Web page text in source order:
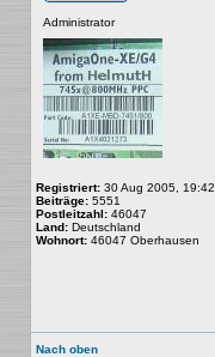
Administrator
Registriert: 30 Aug 2005, 19:42
Beiträge: 5551
Postleitzahl: 46047
Land: Deutschland
Wohnort: 46047 Oberhausen
Nach oben